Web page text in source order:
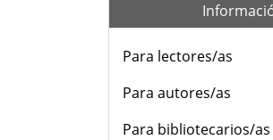
Para lectores/as
Para autores/as
Para bibliotecarios/as